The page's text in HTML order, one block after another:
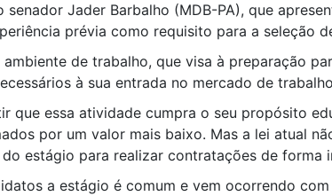
Jader Barbalho (MDB-PA), que
prévia como requisito para a seleção
de trabalho, que visa à preparação
à sua entrada no mercado de
essa atividade cumpra o seu propósito
por um valor mais baixo. Mas a lei atual
estágio para realizar contratações de forma
a estágio é comum e vem ocorrendo